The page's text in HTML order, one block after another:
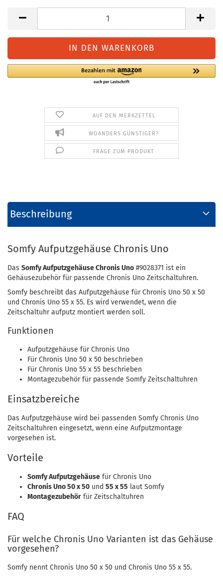
AUF DEN MERKZETTEL
WOANDERS GÜNSTIGER?
FRAGE ZUM PRODUKT
Beschreibung
Somfy Aufputzgehäuse Chronis Uno
Das Somfy Aufputzgehäuse Chronis Uno #9028371 ist ein
Gehäusezubehör für passende Chronis Uno Zeitschaltuhren.
Somfy beschreibt das Aufputzgehäuse für Chronis Uno 50 x 50
und Chronis Uno 55 x 55. Es wird verwendet, wenn die
Zeitschaltuhr aufputz montiert werden soll.
Funktionen
Aufputzgehäuse für Chronis Uno
Für Chronis Uno 50 x 50 beschrieben
Für Chronis Uno 55 x 55 beschrieben
Montagezubehör für passende Somfy Zeitschaltuhren
Einsatzbereiche
Das Aufputzgehäuse wird bei passenden Somfy Chronis Uno
Zeitschaltuhren eingesetzt, wenn eine Aufputzmontage
vorgesehen ist.
Vorteile
Somfy Aufputzgehäuse für Chronis Uno
Chronis Uno 50 x 50 und 55 x 55 laut Somfy
Montagezubehör für Zeitschaltuhren
FAQ
Für welche Chronis Uno Varianten ist das Gehäuse
vorgesehen?
Somfy nennt Chronis Uno 50 x 50 und Chronis Uno 55 x 55.